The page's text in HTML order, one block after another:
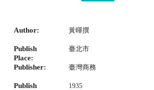
Author: 黃暉撰
Publish
Place:
臺北市
Publisher: 臺灣商務
Publish
1935